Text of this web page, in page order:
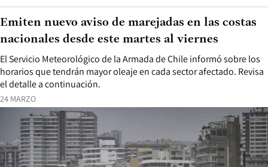
24 MARZO
El Servicio Meteorológico de la Armada de Chile informó sobre los
horarios que tendrán mayor oleaje en cada sector afectado. Revisa
el detalle a continuación.
Emiten nuevo aviso de marejadas en las costas
nacionales desde este martes al viernes